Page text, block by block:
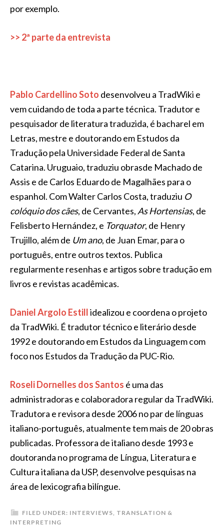
por exemplo.
>> 2ª parte da entrevista
Pablo Cardellino Soto desenvolveu a TradWiki e
vem cuidando de toda a parte técnica. Tradutor e
pesquisador de literatura traduzida, é bacharel em
Letras, mestre e doutorando em Estudos da
Tradução pela Universidade Federal de Santa
Catarina. Uruguaio, traduziu obrasde Machado de
Assis e de Carlos Eduardo de Magalhães para o
espanhol. Com Walter Carlos Costa, traduziu O
colóquio dos cães, de Cervantes, As Hortensias, de
Felisberto Hernández, e Torquator, de Henry
Trujillo, além de Um ano, de Juan Emar, para o
português, entre outros textos. Publica
regularmente resenhas e artigos sobre tradução em
livros e revistas acadêmicas.
Daniel Argolo Estillidealizou e coordena o projeto
da TradWiki. É tradutor técnico e literário desde
1992 e doutorando em Estudos da Linguagem com
foco nos Estudos da Tradução da PUC-Rio.
Roseli Dornelles dos Santos é uma das
administradoras e colaboradora regular da TradWiki.
Tradutora e revisora desde 2006 no par de línguas
italiano-português, atualmente tem mais de 20 obras
publicadas. Professora de italiano desde 1993 e
doutoranda no programa de Língua, Literatura e
Cultura italiana da USP, desenvolve pesquisas na
área de lexicografia bilíngue.
FILED UNDER: INTERVIEWS TRANSLATION &
INTERPRETING